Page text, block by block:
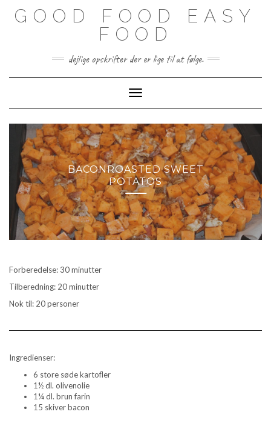
GOOD FOOD EASY
FOOD
dejlige opskrifter der er lige til at følge.
Toggle Navigation
BACONROASTED SWEET
POTATOS
Forberedelse: 30 minutter
Tilberedning: 20 minutter
Nok til: 20 personer
Ingredienser:
6 store søde kartofler
1½ dl. olivenolie
1¼ dl. brun farin
15 skiver bacon